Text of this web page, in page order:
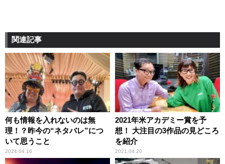
関連記事
何も情報を入れないのは無
理！？昨今の“ネタバレ”につ
いて思うこと
2024.04.16
2021年米アカデミー賞を予
想！ 大注目の3作品の見どころ
を紹介
2021.04.20